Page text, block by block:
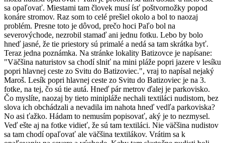
sa opaľovať. Miestami tam človek musí ísť poštvornožky popod
konáre stromov. Raz som to celé prešiel okolo a bol to naozaj
problém. Presne toto je dôvod, prečo hoci Paľo bol na
severovýchode, nezrobil stamaď ani jednu fotku. Lebo by bolo
hneď jasné, že tie priestory sú primalé a nedá sa tam skrátka byť.
Teraz jedna poznámka. Na stránke lokality Batizovce je napísane:
"Väčšina naturistov sa chodí slniť na mini pláže popri jazere v lesíku
popri hlavnej ceste zo Svitu do Batizoviec.", vraj to napísal nejaký
Maroš. Lesík popri hlavnej ceste zo Svitu do Batizoviec je na 3.
fotke, na tej, čo sú tie autá. Hneď pár metrov ďalej je parkovisko.
Čo myslíte, naozaj by tieto minipláže nechali textiláci nudistom, bez
slova ich obchádzali a nevadila im nahota hneď vedľa parkoviska?
No asi ťažko. Hádam to nemusím popisovať, aký je to nezmysel.
Veď ešte aj na fotke vidieť, že sú tam textiláci. Nie väčšina nudistov
sa tam chodí opaľovať ale väčšina textilákov. Vrátim sa k